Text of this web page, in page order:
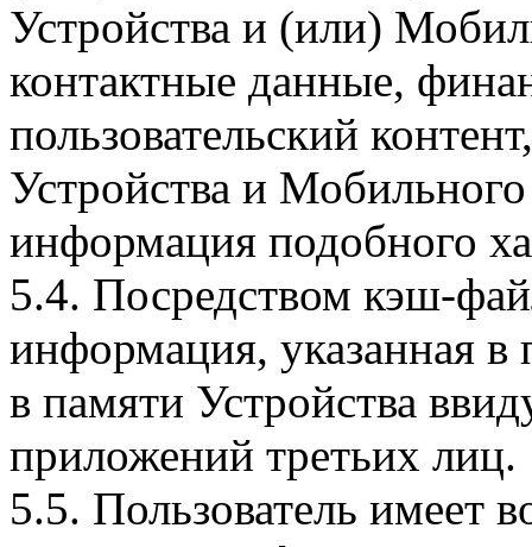
Устройства и (или)
контактные данные,
пользовательский
Устройства и
информация подобного
5.4. Посредством кэш-
информация, указанная в
в памяти Устройства
приложений третьих лиц.
5.5. Пользователь имеет